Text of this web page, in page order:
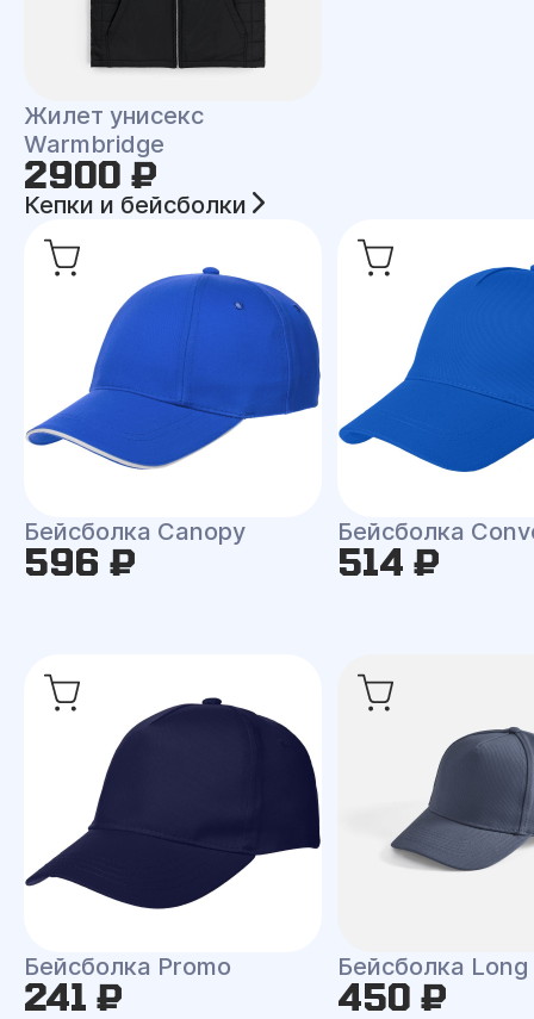
Жилет унисекс
Warmbridge
2900 ₽
Кепки и бейсболки
Бейсболка Canopy
596 ₽
Бейсболка
514 ₽
Бейсболка Promo
241 ₽
Бейсболка
450 ₽